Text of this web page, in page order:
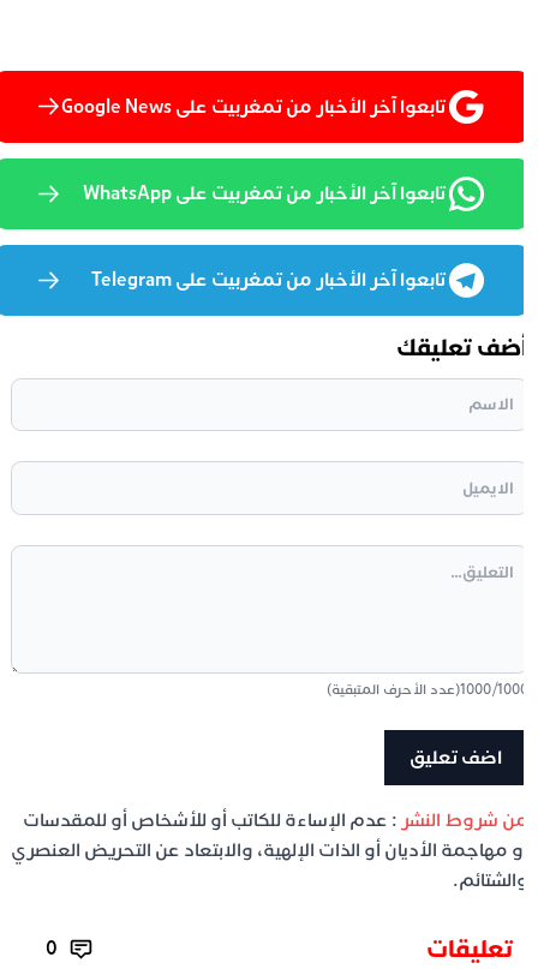
تابعوا آخر الأخبار من تمغربيت على Google News
تابعوا آخر الأخبار من تمغربيت على WhatsApp
تابعوا آخر الأخبار من تمغربيت على Telegram
تعليقك
/
1000(عدد الأحرف المتبقية)
شروط النشر: عدم الإساءة للكاتب أو للأشخاص أو للمقدسات
مهاجمة الأديان أو الذات الإلهية، والابتعاد عن التحريض العنصري
تعليقات 0